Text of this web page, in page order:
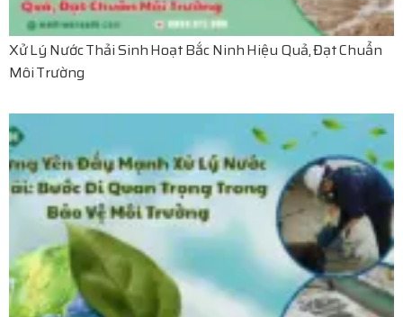
Xử Lý Nước Thải Sinh Hoạt Bắc Ninh Hiệu Quả, Đạt Chuẩn
Môi Trường